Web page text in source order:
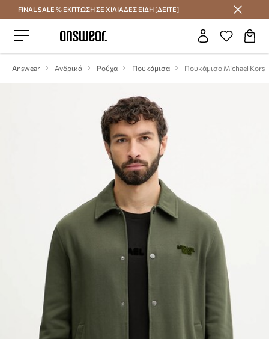
Εξοικονομήστε με το Answear Club
FINAL SALE % ΕΚΠΤΩΣΗ ΣΕ ΧΙΛΙΑΔΕΣ ΕΙΔΗ [ΔΕΙΤΕ]
Answear Ανδρικά Ρούχα Πουκάμισα Πουκάμισο Michael Kors